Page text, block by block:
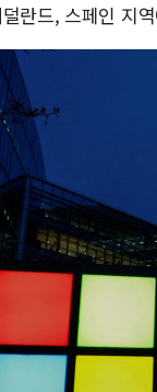
란드, 스페인 지